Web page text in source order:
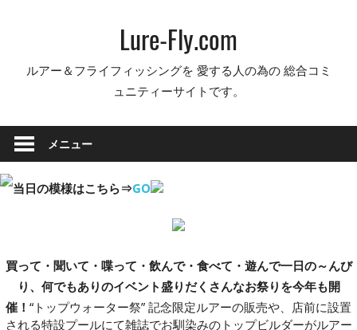
ッ
Lure-Fly.com
ルアー＆フライフィッシングを 愛する人の為の 総合コミ
ュニティーサイトです。
メニュー
当日の模様はこちら⇒GO
買って・聞いて・喋って・飲んで・食べて・遊んで一日の～んび
り、何でもありのイベント盛りだくさんなお祭りを今年も開
催！ “トップウォーター祭” 記念限定ルアーの販売や、店前に設置
される特設プールにて雑誌でお馴染みのトップビルダーがルアー